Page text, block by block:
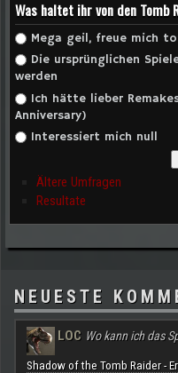
Was haltet ihr von den Tomb
Auswahlmöglichkeiten
Mega geil, freue mich
Die ursprünglichen
werden
Ich hätte lieber
Anniversary)
Interessiert mich null
Ältere Umfragen
Resultate
NEUESTE
LOC Wo kann ich das
Shadow of the Tomb Raider -